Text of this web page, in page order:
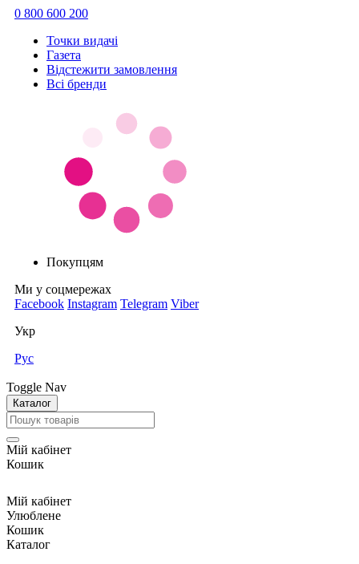
0 800 600 200
Точки видачi
Газета
Відстежити замовлення
Всі бренди
Покупцям
Ми у соцмережах
Facebook Instagram Telegram Viber
Укр
Рус
Toggle Nav
Каталог
Мій кабінет
Кошик
Мій кабінет
Улюблене
Кошик
Каталог